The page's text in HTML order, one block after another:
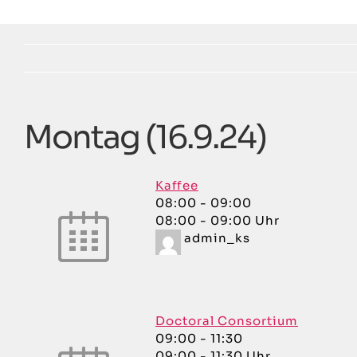
Montag (16.9.24)
Kaffee
08:00 - 09:00
08:00 - 09:00 Uhr
admin_ks
Doctoral Consortium
09:00 - 11:30